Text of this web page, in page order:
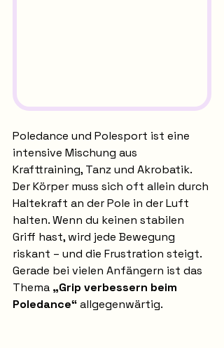
Poledance und Polesport ist eine
intensive Mischung aus
Krafttraining, Tanz und Akrobatik.
Der Körper muss sich oft allein durch
Haltekraft an der Pole in der Luft
halten. Wenn du keinen stabilen
Griff hast, wird jede Bewegung
riskant – und die Frustration steigt.
Gerade bei vielen Anfängern ist das
Thema „Grip verbessern beim
Poledance“ allgegenwärtig.